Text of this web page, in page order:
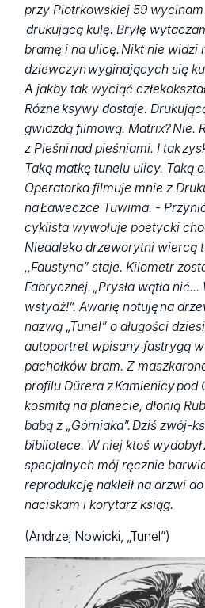
przy Piotrkowskiej 59
drukującą kulę. Bryłę
bramę i na ulicę. Nikt nie widzi
dziewczyn wyginających się ku
A jakby tak wyciąć
Różne ksywy dostaje.
gwiazdą filmową. Matrix? Nie.
z Pieśni nad pieśniami. I tak
Taką matkę tunelu ulicy. Taką
Operatorka filmuje mnie z
na Ławeczce Tuwima. -
cyklista wywołuje poetycki
Niedaleko drzeworytni wiercą
,,Faustyna” staje. Kilometr
Fabrycznej. „Prysła wątła
wstydź!”. Awarię notuję na
nazwą „Tunel” o długości
autoportret wpisany fastrygą
pachołków bram. Z
profilu Dürera z Kamienicy pod
kosmitą na planecie, dłonią
babą z „Górniaka”. Dziś zwój-
bibliotece. W niej ktoś wydobył
specjalnych mój ręcznie
reprodukcję nakleił na drzwi
naciskam i korytarz ksiąg.
(Andrzej Nowicki, „Tunel”)